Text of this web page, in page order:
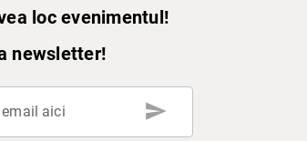
loc evenimentul!
newsletter!
aici send